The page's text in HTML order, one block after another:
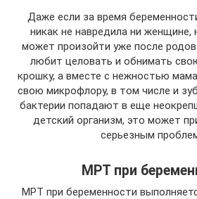
Даже если за время
никак не навредила ни женщине,
может произойти уже после
любит целовать и обнимать
крошку, а вместе с нежностью
свою микрофлору, в том числе и
бактерии попадают в еще
детский организм, это может
серьезным
МРТ при
МРТ при беременности